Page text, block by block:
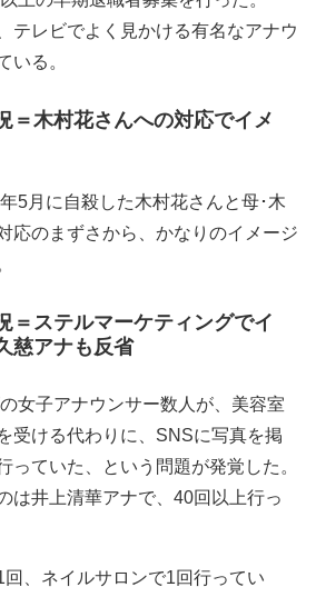
テレビでよく見かける有名なアナウ
いる。
＝木村花さんへの対応でイメ
5月に自殺した木村花さんと母･木
応のまずさから、かなりのイメージ
＝ステルマーケティングでイ
慈アナも反省
女子アナウンサー数人が、美容室
受ける代わりに、SNSに写真を掲
っていた、という問題が発覚した。
は井上清華アナで、40回以上行っ
、ネイルサロンで1回行ってい